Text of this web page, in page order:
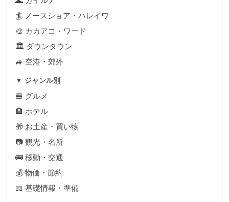
🏄 ノースショア・ハレイワ
🎨 カカアコ・ワード
🏛 ダウンタウン
🚙 空港・郊外
▼ ジャンル別
🍔 グルメ
🏨 ホテル
🎁 お土産・買い物
📷 観光・名所
🚌 移動・交通
💰 物価・節約
📖 基礎情報・準備